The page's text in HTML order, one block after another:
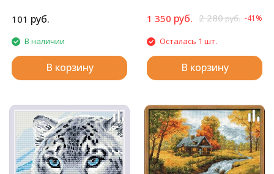
101 руб.
В наличии
В корзину
1 350 руб. 2 280руб. -41%
Осталась 1 шт.
В корзину